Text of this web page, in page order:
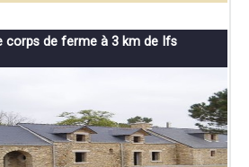
corps de ferme à 3 km de Ifs